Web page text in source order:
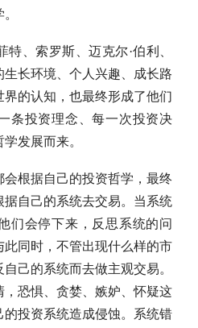
特、索罗斯、迈克尔·伯利、
长环境、个人兴趣、成长路
的认知，也最终形成了他们
条投资理念、每一次投资决
发展而来。
根据自己的投资哲学，最终
自己的系统去交易。当系统
们会停下来，反思系统的问
同时，不管出现什么样的市
己的系统而去做主观交易。
恐惧、贪婪、嫉妒、怀疑这
投资系统造成侵蚀。系统错